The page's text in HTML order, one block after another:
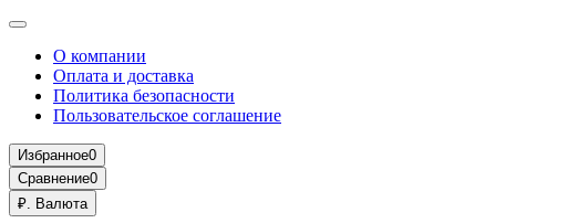
О компании
Оплата и доставка
Политика безопасности
Пользовательское соглашение
Избранное0
Сравнение0
₽. Валюта